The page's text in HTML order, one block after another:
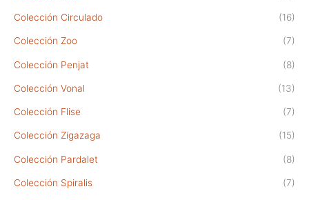
Colección Circulado (16)
Colección Zoo (7)
Colección Penjat (8)
Colección Vonal (13)
Colección Flise (7)
Colección Zigazaga (15)
Colección Pardalet (8)
Colección Spiralis (7)